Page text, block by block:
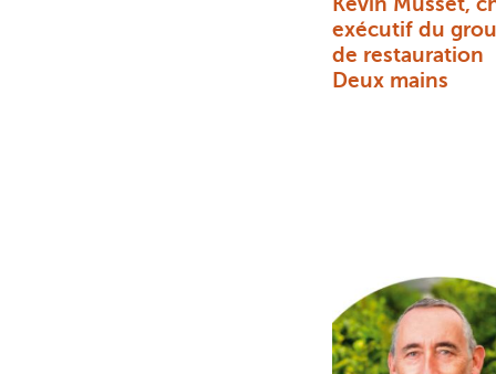
exécutif du
de restauration
Deux mains